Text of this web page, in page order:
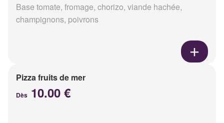
Base tomate, fromage, chorizo, viande hachée,
champignons, poivrons
Pizza fruits de mer
Dès 10.00 €